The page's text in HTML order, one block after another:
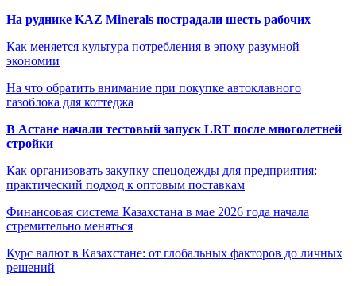
На руднике KAZ Minerals пострадали шесть рабочих
Как меняется культура потребления в эпоху разумной
экономии
На что обратить внимание при покупке автоклавного
газоблока для коттеджа
В Астане начали тестовый запуск LRT после многолетней
стройки
Как организовать закупку спецодежды для предприятия:
практический подход к оптовым поставкам
Финансовая система Казахстана в мае 2026 года начала
стремительно меняться
Курс валют в Казахстане: от глобальных факторов до личных
решений